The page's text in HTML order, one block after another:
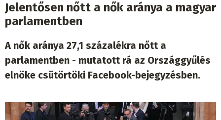
Jelentősen nőtt a nők aránya a magyar
parlamentben
A nők aránya 27,1 százalékra nőtt a
parlamentben - mutatott rá az Országgyűlés
elnöke csütörtöki Facebook-bejegyzésben.